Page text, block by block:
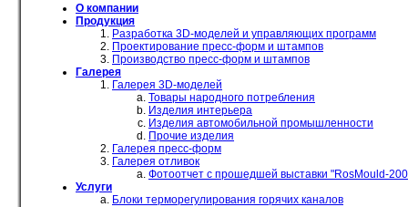
О компании
Продукция
Разработка 3D-моделей и управляющих программ
Проектирование пресс-форм и штампов
Производство пресс-форм и штампов
Галерея
Галерея 3D-моделей
Товары народного потребления
Изделия интерьера
Изделия автомобильной промышленности
Прочие изделия
Галерея пресс-форм
Галерея отливок
Фотоотчет с прошедшей выставки "RosMould-
Услуги
Блоки терморегулирования горячих каналов